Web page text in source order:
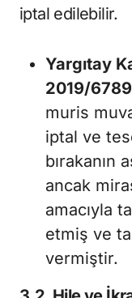
iptal edilebilir.
Yargıtay
2019/
muris
iptal ve
bırakanın
ancak
amacıyla
etmiş ve
vermiştir.